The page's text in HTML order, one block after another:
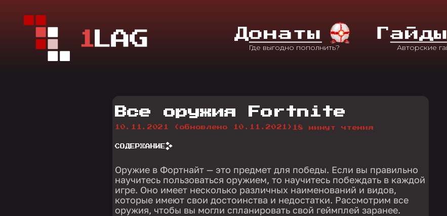
ДОнаты ГАйды
Все оружия Fortnite
10.11.2021 (обновлено 10.11.2021) 18 минут чтения
СОДЕРЖАНИЕ
Оружие в Фортнайт — это предмет для победы. Если вы правильно
научитесь пользоваться оружием, то научитесь побеждать в каждой
игре. Оно имеет несколько различных наименований и видов,
которые имеют свои достоинства и недостатки. Рассмотрим все
оружия, чтобы вы могли спланировать свой геймплей заранее.